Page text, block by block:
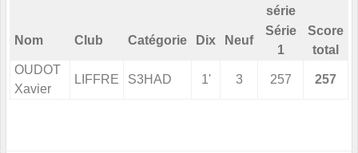
série
Nom Club Catégorie Dix Neuf
Série
1
Score
total
OUDOT
Xavier
LIFFRE S3HAD 1' 3 257 257